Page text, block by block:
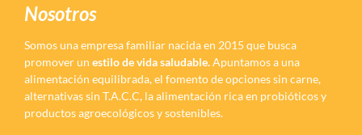
Nosotros
Somos una empresa familiar nacida en 2015 que busca
promover un estilo de vida saludable.Apuntamos a una
alimentación equilibrada, el fomento de opciones sin carne,
alternativas sin T.A.C.C, la alimentación rica en probióticos y
productos agroecológicos y sostenibles.